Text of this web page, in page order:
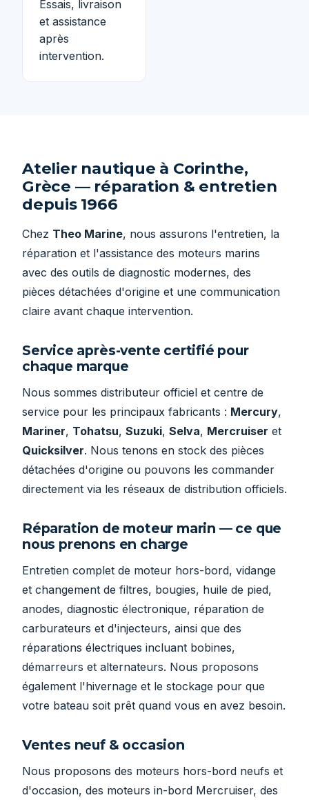
Essais, livraison
et assistance
après
intervention.
Atelier nautique à Corinthe,
Grèce — réparation & entretien
depuis 1966
Chez Theo Marine, nous assurons l'entretien, la
réparation et l'assistance des moteurs marins
avec des outils de diagnostic modernes, des
pièces détachées d'origine et une communication
claire avant chaque intervention.
Service après-vente certifié pour
chaque marque
Nous sommes distributeur officiel et centre de
service pour les principaux fabricants : Mercury,
Mariner, Tohatsu, Suzuki, Selva, Mercruiser et
Quicksilver. Nous tenons en stock des pièces
détachées d'origine ou pouvons les commander
directement via les réseaux de distribution officiels.
Réparation de moteur marin — ce que
nous prenons en charge
Entretien complet de moteur hors-bord, vidange
et changement de filtres, bougies, huile de pied,
anodes, diagnostic électronique, réparation de
carburateurs et d'injecteurs, ainsi que des
réparations électriques incluant bobines,
démarreurs et alternateurs. Nous proposons
également l'hivernage et le stockage pour que
votre bateau soit prêt quand vous en avez besoin.
Ventes neuf & occasion
Nous proposons des moteurs hors-bord neufs et
d'occasion, des moteurs in-bord Mercruiser, des